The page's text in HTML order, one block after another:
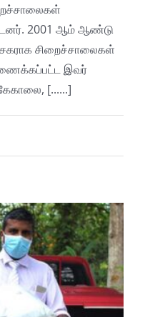
2001 ஆம் ஆண்டு
சிறைச்சாலைகள்
இவர்
[......]